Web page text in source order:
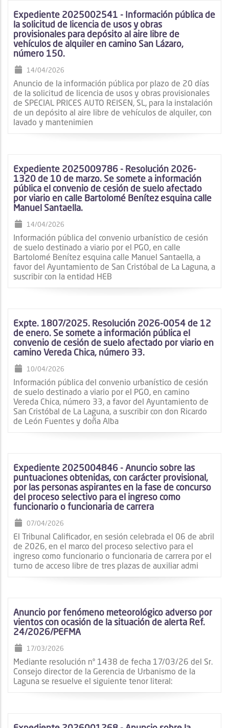
Expediente 2025002541 - Información pública de
la solicitud de licencia de usos y obras
provisionales para depósito al aire libre de
vehículos de alquiler en camino San Lázaro,
número 150.
14/04/2026
Anuncio de la información pública por plazo de 20 días
de la solicitud de licencia de usos y obras provisionales
de SPECIAL PRICES AUTO REISEN, SL, para la instalación
de un depósito al aire libre de vehículos de alquiler, con
lavado y mantenimien
Expediente 2025009786 - Resolución 2026-
1320 de 10 de marzo. Se somete a información
pública el convenio de cesión de suelo afectado
por viario en calle Bartolomé Benítez esquina calle
Manuel Santaella.
14/04/2026
Información pública del convenio urbanístico de cesión
de suelo destinado a viario por el PGO, en calle
Bartolomé Benítez esquina calle Manuel Santaella, a
favor del Ayuntamiento de San Cristóbal de La Laguna, a
suscribir con la entidad HEB
Expte. 1807/2025. Resolución 2026-0054 de 12
de enero. Se somete a información pública el
convenio de cesión de suelo afectado por viario en
camino Vereda Chica, número 33.
10/04/2026
Información pública del convenio urbanístico de cesión
de suelo destinado a viario por el PGO, en camino
Vereda Chica, número 33, a favor del Ayuntamiento de
San Cristóbal de La Laguna, a suscribir con don Ricardo
de León Fuentes y doña Alba
Expediente 2025004846 - Anuncio sobre las
puntuaciones obtenidas, con carácter provisional,
por las personas aspirantes en la fase de concurso
del proceso selectivo para el ingreso como
funcionario o funcionaria de carrera
07/04/2026
El Tribunal Calificador, en sesión celebrada el 06 de abril
de 2026, en el marco del proceso selectivo para el
ingreso como funcionario o funcionaria de carrera por el
turno de acceso libre de tres plazas de auxiliar admi
Anuncio por fenómeno meteorológico adverso por
vientos con ocasión de la situación de alerta Ref.
24/2026/PEFMA
17/03/2026
Mediante resolución nº 1438 de fecha 17/03/26 del Sr.
Consejo director de la Gerencia de Urbanismo de la
Laguna se resuelve el siguiente tenor literal: